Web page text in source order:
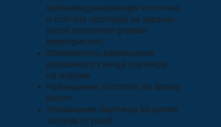
исполнителю не менее, чем за 5
рабочих дней до мероприятия)
Видео- или
мультимедиапроекция логотипа
и слогана партнера на экранах
(если позволяет формат
мероприятия)
Возможность размещения
рекламного стенда партнера на
Форуме
Размещение логотипа на бренд-
мультимедиапроекция логотипа
и слогана партнера на экранах
(если позволяет формат
мероприятия)
Возможность размещения
рекламного стенда партнера
на Форуме
Размещение логотипа на бренд-
волле
Упоминание партнера во время
Форума (2 раза)